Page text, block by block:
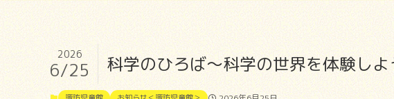
科学のひろば～科学の世界を体験しよ
2026
6/25